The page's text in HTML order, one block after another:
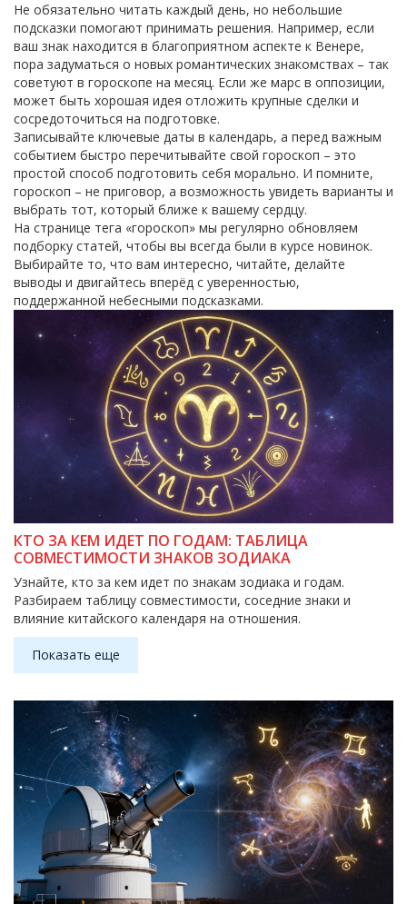
Не обязательно читать каждый день, но небольшие
подсказки помогают принимать решения. Например, если
ваш знак находится в благоприятном аспекте к Венере,
пора задуматься о новых романтических знакомствах – так
советуют в гороскопе на месяц. Если же марс в оппозиции,
может быть хорошая идея отложить крупные сделки и
сосредоточиться на подготовке.
Записывайте ключевые даты в календарь, а перед важным
событием быстро перечитывайте свой гороскоп – это
простой способ подготовить себя морально. И помните,
гороскоп – не приговор, а возможность увидеть варианты и
выбрать тот, который ближе к вашему сердцу.
На странице тега «гороскоп» мы регулярно обновляем
подборку статей, чтобы вы всегда были в курсе новинок.
Выбирайте то, что вам интересно, читайте, делайте
выводы и двигайтесь вперёд с уверенностью,
поддержанной небесными подсказками.
КТО ЗА КЕМ ИДЕТ ПО ГОДАМ: ТАБЛИЦА
СОВМЕСТИМОСТИ ЗНАКОВ ЗОДИАКА
Узнайте, кто за кем идет по знакам зодиака и годам.
Разбираем таблицу совместимости, соседние знаки и
влияние китайского календаря на отношения.
Показать еще